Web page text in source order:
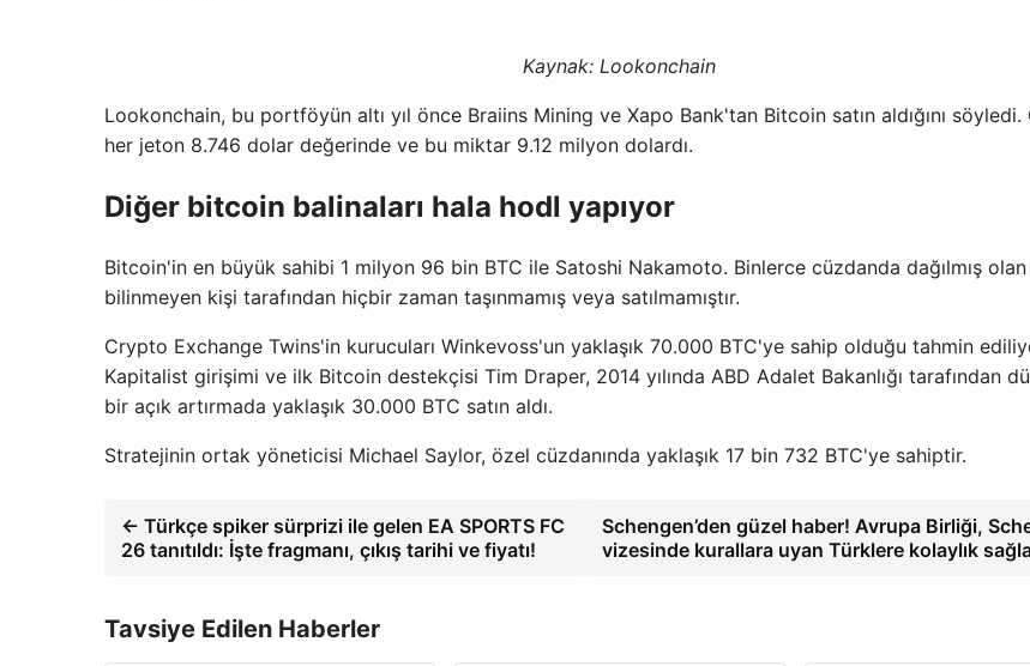
Kaynak: Lookonchain
Lookonchain, bu portföyün altı yıl önce Braiins Mining ve Xapo Bank'tan Bitcoin satın aldığını söyledi.
her jeton 8.746 dolar değerinde ve bu miktar 9.12 milyon dolardı.
Diğer bitcoin balinaları hala hodl yapıyor
Bitcoin'in en büyük sahibi 1 milyon 96 bin BTC ile Satoshi Nakamoto. Binlerce cüzdanda dağılmış
bilinmeyen kişi tarafından hiçbir zaman taşınmamış veya satılmamıştır.
Crypto Exchange Twins'in kurucuları Winkevoss'un yaklaşık 70.000 BTC'ye sahip olduğu tahmin
Kapitalist girişimi ve ilk Bitcoin destekçisi Tim Draper, 2014 yılında ABD Adalet Bakanlığı tarafından
bir açık artırmada yaklaşık 30.000 BTC satın aldı.
Stratejinin ortak yöneticisi Michael Saylor, özel cüzdanında yaklaşık 17 bin 732 BTC'ye sahiptir.
← Türkçe spiker sürprizi ile gelen EA SPORTS FC
26 tanıtıldı: İşte fragmanı, çıkış tarihi ve fiyatı!
Schengen’den güzel haber! Avrupa Birliği,
vizesinde kurallara uyan Türklere kolaylık
Tavsiye Edilen Haberler